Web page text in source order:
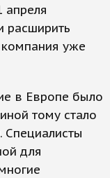
апреля
расширить
уже
в Европе было
тому стало
Специалисты
для